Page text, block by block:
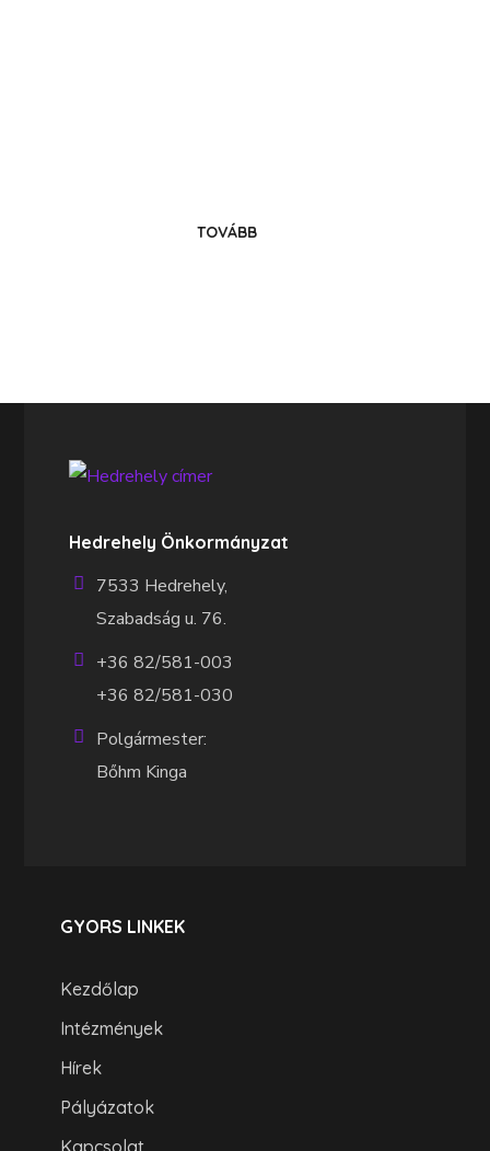
TOVÁBB
Hedrehely Önkormányzat
7533 Hedrehely,
Szabadság u. 76.
+36 82/581-003
+36 82/581-030
Polgármester:
Bőhm Kinga
GYORS LINKEK
Kezdőlap
Intézmények
Hírek
Pályázatok